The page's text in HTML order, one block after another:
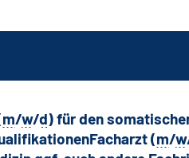
m/w/d) für den
(m/w